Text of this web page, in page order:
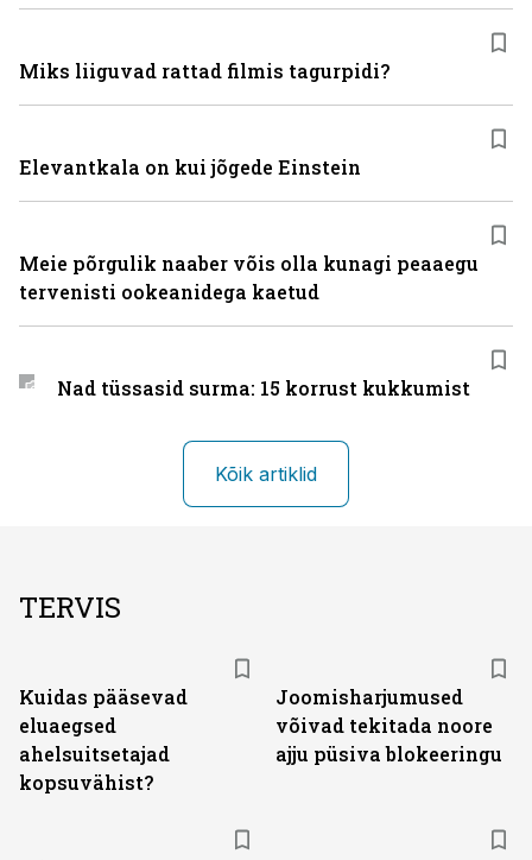
Miks liiguvad rattad filmis tagurpidi?
Elevantkala on kui jõgede Einstein
Meie põrgulik naaber võis olla kunagi peaaegu
tervenisti ookeanidega kaetud
Nad tüssasid surma: 15 korrust kukkumist
Kõik artiklid
TERVIS
Kuidas pääsevad
eluaegsed
ahelsuitsetajad
kopsuvähist?
Joomisharjumused
võivad tekitada noore
ajju püsiva blokeeringu